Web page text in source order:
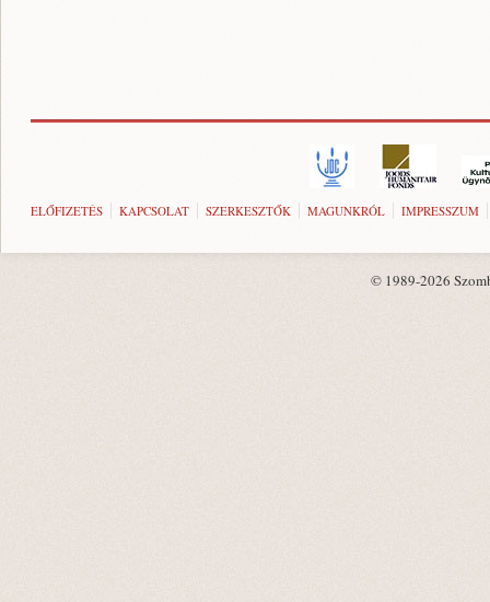
ELŐFIZETÉS KAPCSOLAT SZERKESZTŐK MAGUNKRÓL IMPRESSZUM
© 1989-2026